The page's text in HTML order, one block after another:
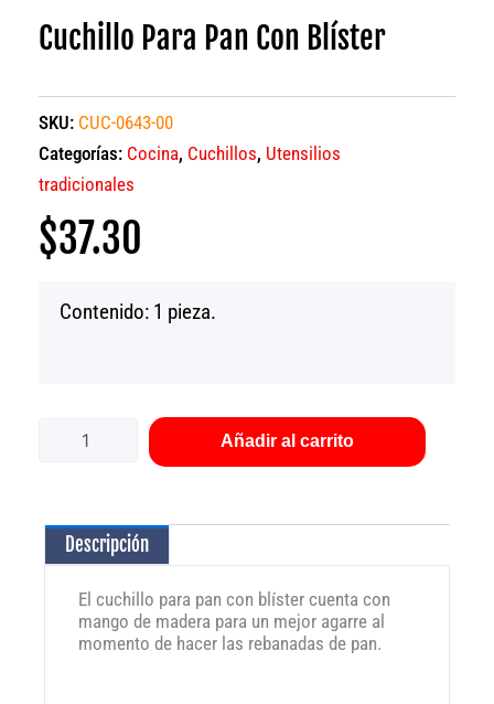
Cuchillo Para Pan Con Blíster
SKU: CUC-0643-00
Categorías: Cocina, Cuchillos, Utensilios
tradicionales
$37.30
Contenido: 1 pieza.
Añadir al carrito
Descripción
El cuchillo para pan con blíster cuenta con
mango de madera para un mejor agarre al
momento de hacer las rebanadas de pan.